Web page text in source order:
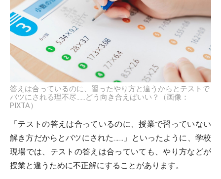
答えは合っているのに、習ったやり方と違うからとテストで
バツにされる理不尽……どう向き合えばいい？（画像：
PIXTA）
「テストの答えは合っているのに、授業で習っていない
解き方だからとバツにされた……」といったように、学校
現場では、テストの答えは合っていても、やり方などが
授業と違うために不正解にすることがあります。